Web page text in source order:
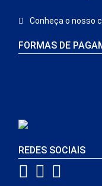
Conheça o nosso
FORMAS DE
REDES SOCIAIS